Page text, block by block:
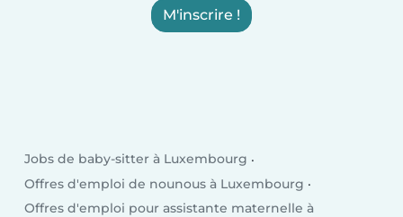
M'inscrire !
Jobs de baby-sitter à Luxembourg
Offres d'emploi de nounous à Luxembourg
Offres d'emploi pour assistante maternelle à